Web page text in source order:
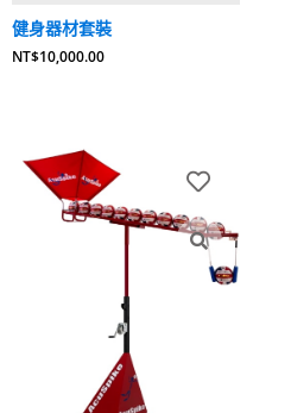
健身器材套裝
NT$10,000.00